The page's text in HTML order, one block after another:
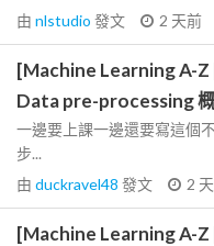
由 nlstudio 發文 2 天前
[Machine Learning A-Z
Data pre-processing
一邊要上課一邊還要寫這個
步...
由 duckravel48 發文 2
[Machine Learning A-